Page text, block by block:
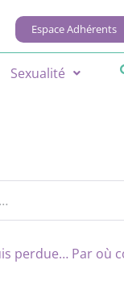
Espace Adhérents
Sexualité
perdue… Par où